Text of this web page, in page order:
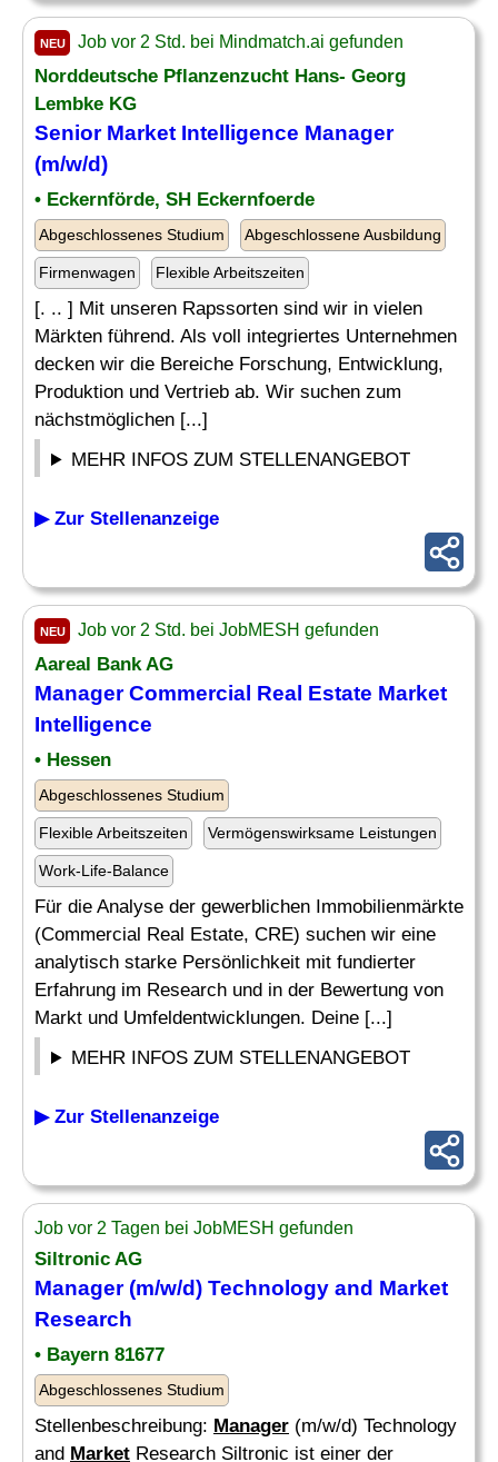
NEU Job vor 2 Std. bei Mindmatch.ai gefunden
Norddeutsche Pflanzenzucht Hans- Georg
Lembke KG
Senior Market Intelligence Manager
(m/w/d)
• Eckernförde, SH Eckernfoerde
Abgeschlossenes Studium Abgeschlossene Ausbildung
Firmenwagen Flexible Arbeitszeiten
[. .. ] Mit unseren Rapssorten sind wir in vielen
Märkten führend. Als voll integriertes Unternehmen
decken wir die Bereiche Forschung, Entwicklung,
Produktion und Vertrieb ab. Wir suchen zum
nächstmöglichen [...]
MEHR INFOS ZUM STELLENANGEBOT
▶ Zur Stellenanzeige
NEU Job vor 2 Std. bei JobMESH gefunden
Aareal Bank AG
ManagerCommercial Real Estate Market
Intelligence
• Hessen
Abgeschlossenes Studium
Flexible Arbeitszeiten Vermögenswirksame Leistungen
Work-Life-Balance
Für die Analyse der gewerblichen Immobilienmärkte
(Commercial Real Estate, CRE) suchen wir eine
analytisch starke Persönlichkeit mit fundierter
Erfahrung im Research und in der Bewertung von
Markt und Umfeldentwicklungen. Deine [...]
MEHR INFOS ZUM STELLENANGEBOT
▶ Zur Stellenanzeige
Job vor 2 Tagen bei JobMESH gefunden
Siltronic AG
Manager(m/w/d) Technology and Market
Research
• Bayern 81677
Abgeschlossenes Studium
Stellenbeschreibung: Manager (m/w/d) Technology
and Market Research Siltronic ist einer der